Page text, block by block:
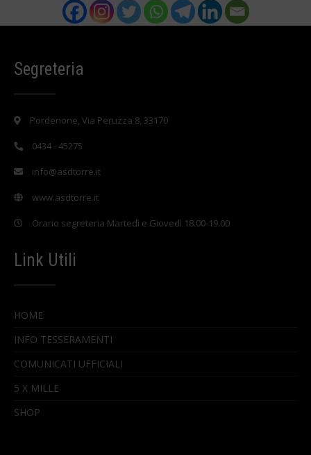
Segreteria
Pordenone, Via Peruzza 8, 33170
0434 - 45275
info@asdtorre.it
www.asdtorre.it
Orario segreteria Martedì e Giovedì 18.00-19.00
Link Utili
HOME
INFO TESSERAMENTI
COMUNICATI UFFICIALI
5 X MILLE
SHOP